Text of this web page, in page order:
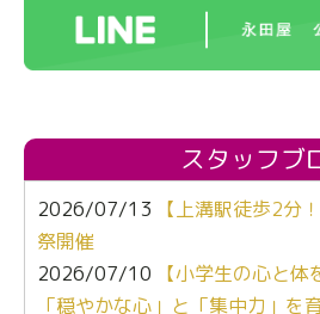
スタッフブ
2026/07/13
【上溝駅徒歩2分
祭開催
2026/07/10
【小学生の心と
「穏やかな心」と「集中力」を